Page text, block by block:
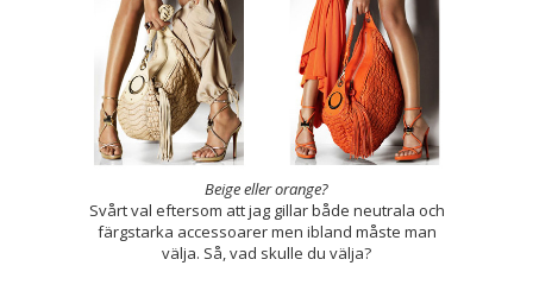
Beige eller orange?
Svårt val eftersom att jag gillar både neutrala och
färgstarka accessoarer men ibland måste man
välja. Så, vad skulle du välja?